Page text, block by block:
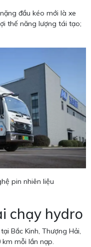
đầu kéo mới là xe
thế năng lượng tái tạo;
pin nhiên liệu
chạy hydro
Bắc Kinh, Thượng Hải,
mỗi lần nạp.